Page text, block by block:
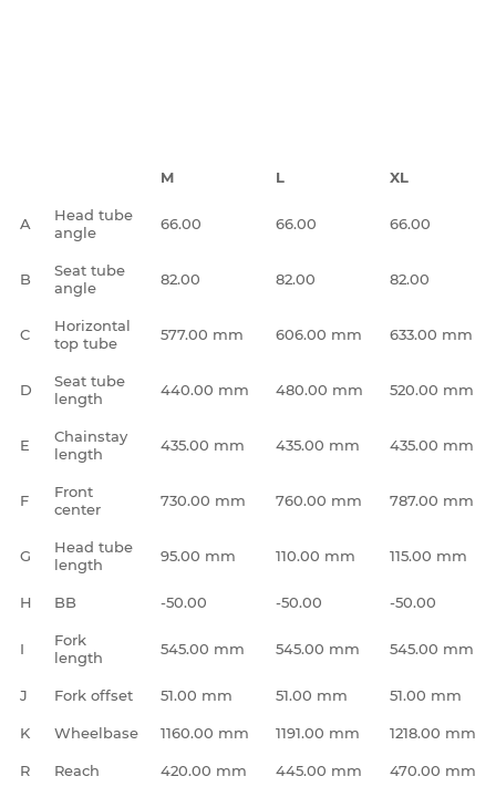
M L XL
A
Head tube
angle
66.00 66.00 66.00
B
Seat tube
angle
82.00 82.00 82.00
C
Horizontal
top tube
577.00 mm 606.00 mm 633.00 mm
D
Seat tube
length
440.00 mm 480.00 mm 520.00 mm
E
Chainstay
length
435.00 mm 435.00 mm 435.00 mm
F
Front
center
730.00 mm 760.00 mm 787.00 mm
G
Head tube
length
95.00 mm 110.00 mm 115.00 mm
H BB -50.00 -50.00 -50.00
I
Fork
length
545.00 mm 545.00 mm 545.00 mm
J Fork offset 51.00 mm 51.00 mm 51.00 mm
K Wheelbase 1160.00 mm 1191.00 mm 1218.00 mm
R Reach 420.00 mm 445.00 mm 470.00 mm